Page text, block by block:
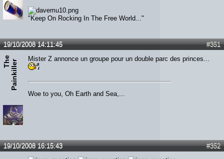
"Keep On Rocking In The Free World..."
#351
19/10/2008 14:11:45
Th
e
P
a
i
n
k
i
l
l
er
Mister Z annonce un groupe pour un double parc des princes...
Woe to you, Oh Earth and Sea,...
#352
19/10/2008 16:15:43